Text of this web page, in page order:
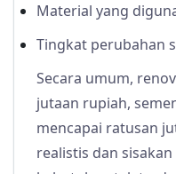
Material yang
Tingkat perubahan
Secara umum,
jutaan rupiah,
mencapai ratusan
realistis dan